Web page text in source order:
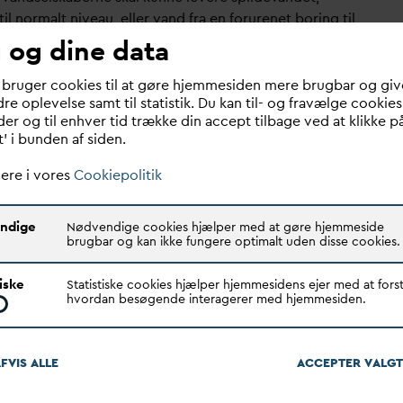
normalt niveau, ellervand fra en forurenet boring til
and ved skel - hvorefter levering af teknisk
for tekniskv and selskabet”, siger chefjurist i
Hannah Scheel Andersen og fortsætter: ”Derudover
normale aktiviteter, hvor man udnytter
fx når man sættervarmepumper op eller
renset spilde vand til ledningsskylning fortsætte”.
for en fleksibel overgangsperiode
kræver, at eksisterende aktiviteter med teknisk
fravandselskaberne. Men i høringsmaterialet
anbefalede derfor en længere overgangsperiode for
selskaberne tid til at tilpasse sig uden unødige
lovforslaget efterkommer. Overgangsperioden
og dine data
bruger cookies til at gøre hjemmesiden mere brugbar og
oplevelse samt til statistik. Du kan til- og fravælge cookies
og til enhver tid trække din accept tilbage ved at klikke
i bunden af siden.
i voresCookiepolitik
Nødvendige cookies hjælper med at gøre hjemmeside
brugbar og kan ikke fungere optimalt uden disse cookies.
Statistiske cookies hjælper hjemmesidens ejer med at
hvordan besøgende interagerer med hjemmesiden.
ALLE ACCEPTERV